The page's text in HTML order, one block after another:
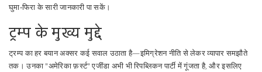
घुमा‑फिरा के सारी जानकारी पा सकें।
ट्रम्प के मुख्य मुद्दे
ट्रम्प का हर बयान अक्सर कई सवाल उठाता है—इमिग्रेशन नीति से लेकर व्यापार समझौते
तक। उनका "अमेरिका फ़र्स्ट" एजींडा अभी भी रिपब्लिकन पार्टी में गूंजता है, और इसलिए